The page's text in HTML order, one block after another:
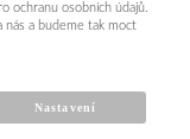
ochranu osobních údajů.
nás a budeme tak moct
Nastavení